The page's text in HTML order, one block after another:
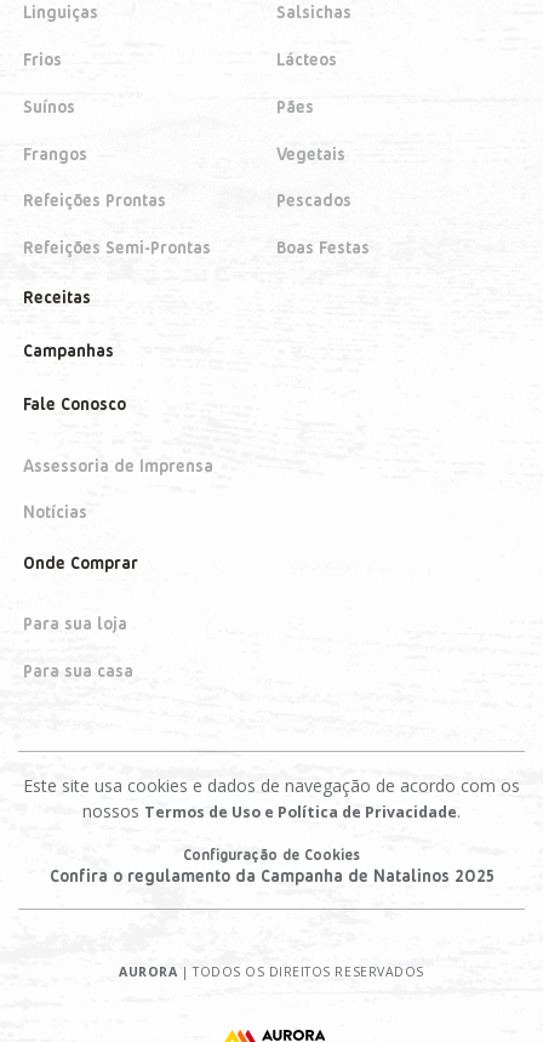
Linguiças
Frios
Suínos
Frangos
Refeições Prontas
Refeições Semi-Prontas
Salsichas
Lácteos
Pães
Vegetais
Pescados
Boas Festas
Receitas
Campanhas
Fale Conosco
Assessoria de Imprensa
Notícias
Onde Comprar
Para sua loja
Para sua casa
Este site usa cookies e dados de navegação de acordo com os
nossos Termos de Uso e Política de Privacidade.
Configuração de Cookies
Confira o regulamento da Campanha de Natalinos 2025
AURORA | TODOS OS DIREITOS RESERVADOS